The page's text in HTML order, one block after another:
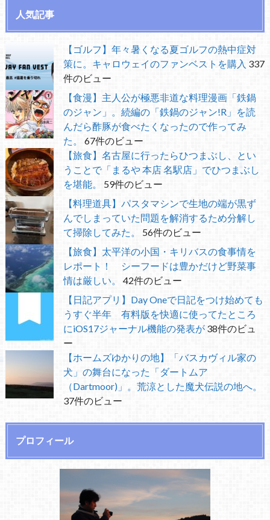
人気記事
【ゴルフ】年々暑くなる夏ゴルフの熱中症対
策に。キャロウェイのファンベストを購入 337
件のビュー
【食漫】主人公が極悪非道な料理漫画「鉄鍋
のジャン」。続編の「鉄鍋のジャン!R」を読
んだら酢豚が食べたくなったので作ってみ
た。
67件のビュー
【旅食】名古屋に行ったらひつまぶし、とい
うことで「まるや 本店 名駅店」でひつまぶし
を堪能。
59件のビュー
【料理道具】パスタマシンで生地の端が黒ず
んでしまっていた問題を解消するため分解し
て掃除してみた。
56件のビュー
【旅食】太平洋の小国・キリバスの食事情を
レポート！ シーフードは豊かだけど野菜事
情は厳しい。
42件のビュー
【日記アプリ】Day Oneで日記をつけ始めても
うすぐ半年 有料版を快適に使ってたところ
にiOS17ジャーナル機能の発表が 38件のビュ
ー
【ホームズゆかりの地】「バスカヴィル家の
犬」の舞台になった「ダートムア
（Dartmoor)」。荒涼とした魔犬伝説の地へ。
37件のビュー
プロフィール